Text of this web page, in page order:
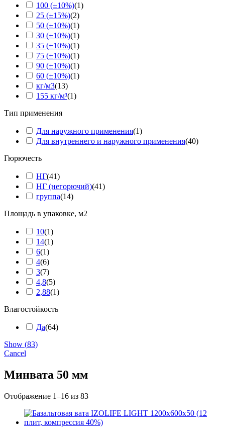
100 (±10%)(1)
25 (±15%)(2)
50 (±10%)(1)
30 (±10%)(1)
35 (±10%)(1)
75 (±10%)(1)
90 (±10%)(1)
60 (±10%)(1)
кг/м3(13)
155 кг/м³(1)
Тип применения
Для наружного применения(1)
Для внутреннего и наружного применения(40)
Гюрючесть
НГ(41)
НГ (негорючий)(41)
группа(14)
Площадь в упаковке, м2
10(1)
14(1)
6(1)
4(6)
3(7)
4,8(5)
2,88(1)
Влагостойкость
Да(64)
Show (83)
Cancel
Минвата 50 мм
Отображение 1–16 из 83